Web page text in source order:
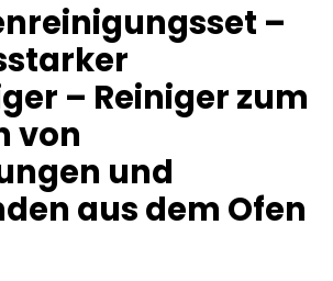
–
– Reiniger zum
von
und
aus dem Ofen